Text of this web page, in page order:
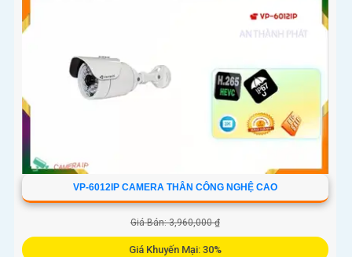
VP-6012IP CAMERA THÂN CÔNG NGHỆ CAO
Giá Bán: 3,960,000 ₫
Giá Khuyến Mại: 30%